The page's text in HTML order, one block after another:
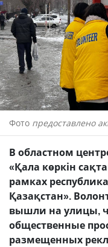
Фото предоставлено
В областном
«Қала көркін
рамках
Қазақстан».
вышли на улицы,
общественные
размещенных